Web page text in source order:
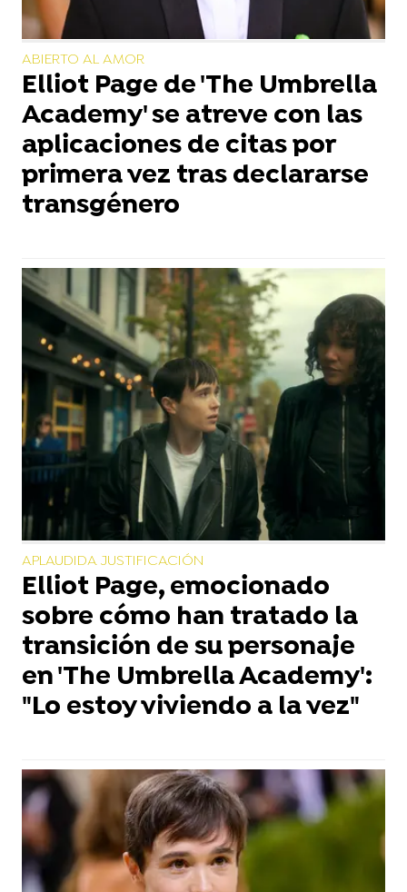
ABIERTO AL AMOR
Elliot Page de 'The Umbrella
Academy' se atreve con las
aplicaciones de citas por
primera vez tras declararse
transgénero
APLAUDIDA JUSTIFICACIÓN
Elliot Page, emocionado
sobre cómo han tratado la
transición de su personaje
en 'The Umbrella Academy':
"Lo estoy viviendo a la vez"